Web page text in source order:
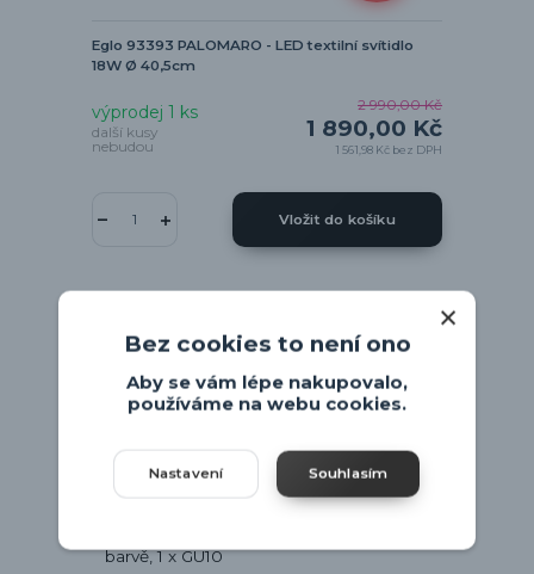
Eglo 93393 PALOMARO - LED textilní svítidlo
18W Ø 40,5cm
2 990,00 Kč
1 890,00 Kč
1 561,98 Kč bez DPH
výprodej 1 ks
další kusy
nebudou
Vložit do košíku
Bez cookies to není ono
Aby se vám lépe nakupovalo,
používáme na webu cookies.
Nastavení Souhlasím